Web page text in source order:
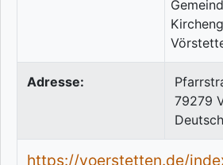
Adresse:
79279
https://voerstetten.de/